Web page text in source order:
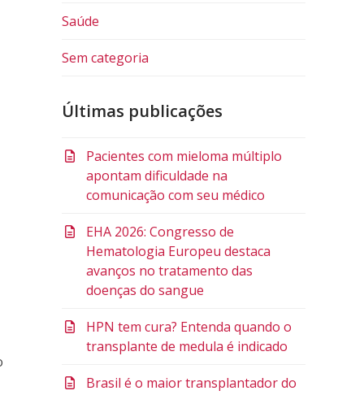
Saúde
Sem categoria
Últimas publicações
Pacientes com mieloma múltiplo
apontam dificuldade na
comunicação com seu médico
EHA 2026: Congresso de
Hematologia Europeu destaca
avanços no tratamento das
doenças do sangue
HPN tem cura? Entenda quando o
transplante de medula é indicado
Brasil é o maior transplantador do